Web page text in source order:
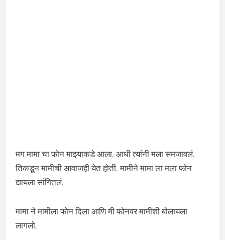
मग मामा चा फोन माझ्याकडे आला. आधी त्यांनी मला समजावलं.
तिकडून मामीची आवाजही येत होती. मामीने मामा ला मला फोन
द्यायला सांगितलं.
मामा ने मामीला फोन दिला आणि मी फोनवर मामीशी बोलायला
लागलो.